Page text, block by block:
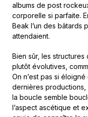
albums de post
corporelle si parfaite.
Beak l’un des bâtards
attendaient.
Bien sûr, les
plutôt évolutives,
On n’est pas si
dernières productions,
la boucle semble
l’aspect ascétique et